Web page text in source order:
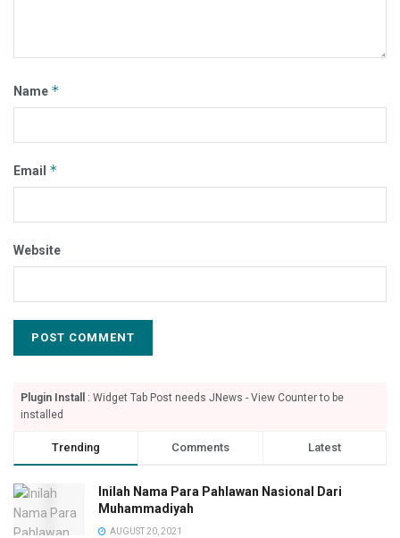
Name *
Email *
Website
Plugin Install
: Widget Tab Post needs JNews - View Counter to be
installed
Trending Comments Latest
Inilah Nama Para Pahlawan Nasional Dari
Muhammadiyah
AUGUST 20, 2021